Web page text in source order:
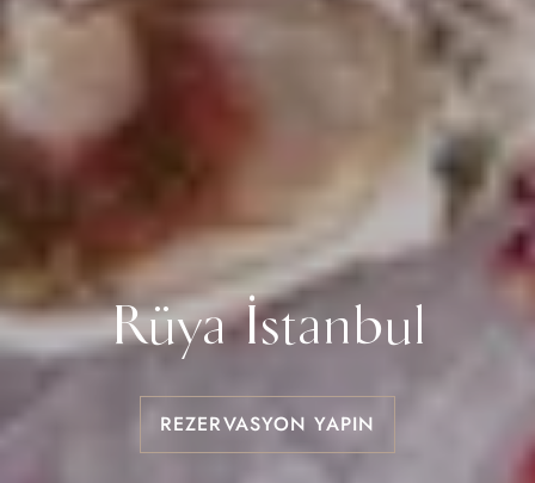
Rüya İstanbul
REZERVASYON YAPIN